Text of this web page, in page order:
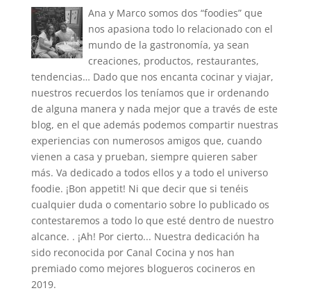
Ana y Marco somos dos “foodies” que
nos apasiona todo lo relacionado con el
mundo de la gastronomía, ya sean
creaciones, productos, restaurantes,
tendencias… Dado que nos encanta cocinar y viajar,
nuestros recuerdos los teníamos que ir ordenando
de alguna manera y nada mejor que a través de este
blog, en el que además podemos compartir nuestras
experiencias con numerosos amigos que, cuando
vienen a casa y prueban, siempre quieren saber
más. Va dedicado a todos ellos y a todo el universo
foodie. ¡Bon appetit! Ni que decir que si tenéis
cualquier duda o comentario sobre lo publicado os
contestaremos a todo lo que esté dentro de nuestro
alcance. . ¡Ah! Por cierto... Nuestra dedicación ha
sido reconocida por Canal Cocina y nos han
premiado como mejores blogueros cocineros en
2019.